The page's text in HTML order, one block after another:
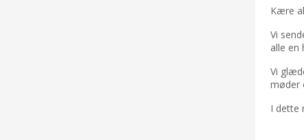
Kære
Vi
alle en
Vi
møder
I dette